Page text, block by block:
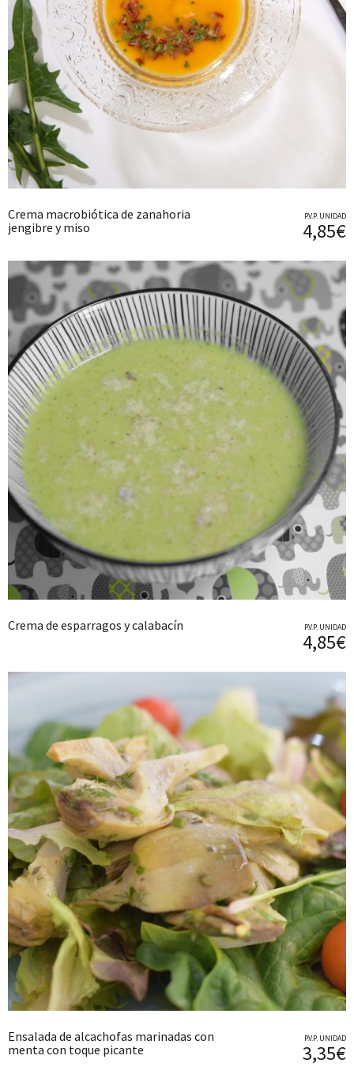
Crema macrobiótica de zanahoria
jengibre y miso
P.V.P. UNIDAD
4,85€
Crema de esparragos y calabacín P.V.P. UNIDAD
4,85€
Ensalada de alcachofas marinadas con
menta con toque picante
P.V.P. UNIDAD
3,35€